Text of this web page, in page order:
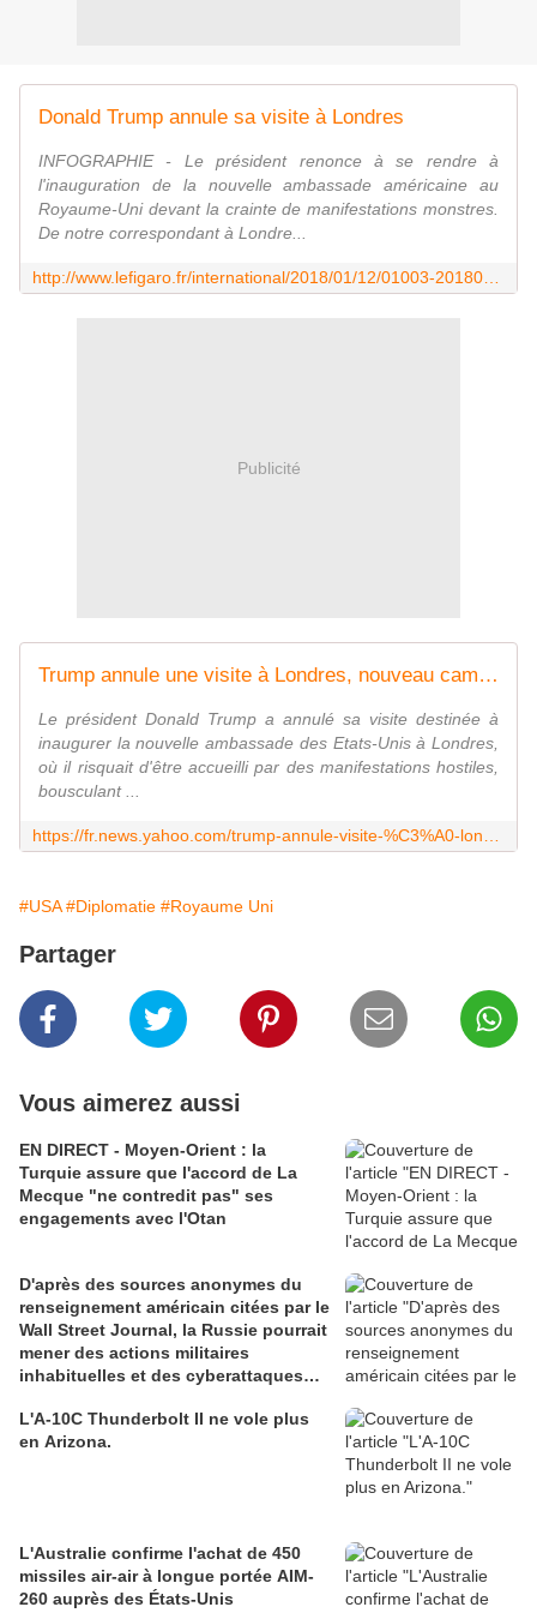
Donald Trump annule sa visite à Londres
INFOGRAPHIE - Le président renonce à se rendre à
l'inauguration de la nouvelle ambassade américaine au
Royaume-Uni devant la crainte de manifestations monstres.
De notre correspondant à Londre...
Publicité
Trump annule une visite à Londres, nouveau camouflet à la "relation spéciale"
Le président Donald Trump a annulé sa visite destinée à
inaugurer la nouvelle ambassade des Etats-Unis à Londres,
où il risquait d'être accueilli par des manifestations hostiles,
bousculant ...
#USA #Diplomatie #Royaume Uni
Partager
Vous aimerez aussi
EN DIRECT - Moyen-Orient : la
Turquie assure que l'accord de La
Mecque "ne contredit pas" ses
engagements avec l'Otan
D'après des sources anonymes du
renseignement américain citées par le
Wall Street Journal, la Russie pourrait
mener des actions militaires
inhabituelles et des cyberattaques
L'A-10C Thunderbolt II ne vole plus
en Arizona.
L'Australie confirme l'achat de 450
missiles air-air à longue portée AIM-
260 auprès des États-Unis